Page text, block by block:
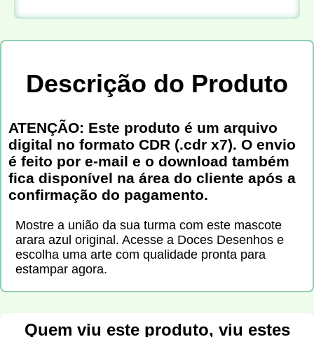
Descrição do Produto
ATENÇÃO: Este produto é um arquivo
digital no formato CDR (.cdr x7). O envio
é feito por e-mail e o download também
fica disponível na área do cliente após a
confirmação do pagamento.
Mostre a união da sua turma com este mascote
arara azul original. Acesse a Doces Desenhos e
escolha uma arte com qualidade pronta para
estampar agora.
Quem viu este produto, viu estes